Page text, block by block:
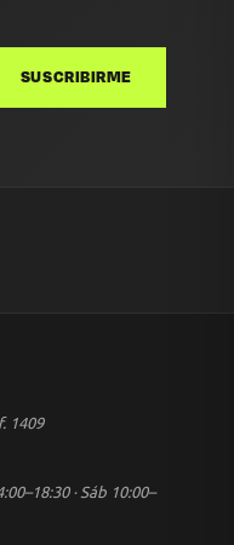
SUSCRIBIRME
1409
· Sáb 10:00–